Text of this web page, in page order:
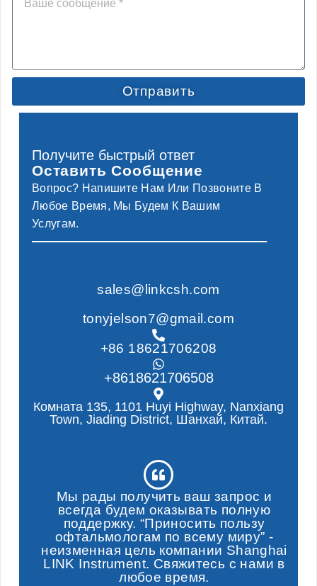
Отправить
Получите быстрый ответ
Оставить Сообщение
Вопрос? Напишите Нам Или Позвоните В
Любое Время, Мы Будем К Вашим
Услугам.
sales@linkcsh.com
tonyjelson7@gmail.com
+86 18621706208
+8618621706508
Комната 135, 1101 Huyi Highway, Nanxiang
Town, Jiading District, Шанхай, Китай.
Мы рады получить ваш запрос и
всегда будем оказывать полную
поддержку. “Приносить пользу
офтальмологам по всему миру” -
неизменная цель компании Shanghai
LINK Instrument. Свяжитесь с нами в
любое время.